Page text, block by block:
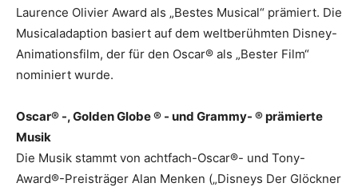
Laurence Olivier Award als „Bestes Musical“ prämiert. Die
Musicaladaption basiert auf dem weltberühmten Disney-
Animationsfilm, der für den Oscar® als „Bester Film“
nominiert wurde.
Oscar® -, Golden Globe ® - und Grammy- ® prämierte
Musik
Die Musik stammt von achtfach-Oscar®- und Tony-
Award®-Preisträger Alan Menken („Disneys Der Glöckner